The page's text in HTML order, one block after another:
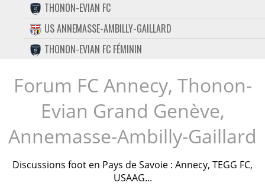
CONTACT
FACEBOOK
TWITTER
INSTAGRAM
THONON-EVIAN FC
US ANNEMASSE-AMBILLY-GAILLARD
THONON-EVIAN FC FÉMININ
Forum FC Annecy, Thonon-
Evian Grand Genève,
Annemasse-Ambilly-Gaillard
Discussions foot en Pays de Savoie : Annecy, TEGG FC,
USAAG...